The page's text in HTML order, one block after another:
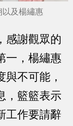
及楊繡惠
感謝觀眾的
一，楊繡惠
不可能，
，籃籃表示
工作要請辭